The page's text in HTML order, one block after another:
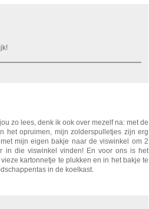
zo lees, denk ik ook over mezelf na: met de
het opruimen, mijn zolderspulletjes zijn erg
mijn eigen bakje naar de viswinkel om 2
in die viswinkel vinden! En voor ons is het
kartonnetje te plukken en in het bakje te
in de koelkast.